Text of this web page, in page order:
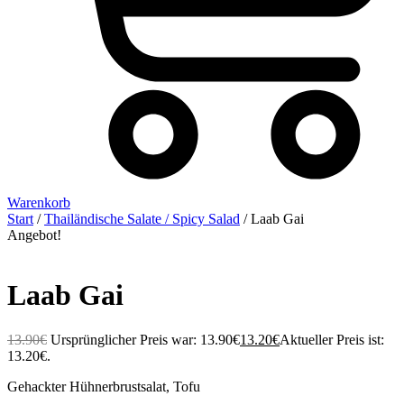
Warenkorb
Start /Thailändische Salate / Spicy Salad / Laab Gai
Angebot!
Laab Gai
13.90€ Ursprünglicher Preis war: 13.90€13.20€Aktueller Preis ist:
13.20€.
Gehackter Hühnerbrustsalat, Tofu